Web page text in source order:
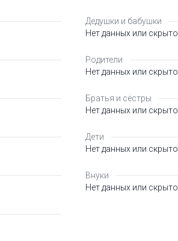
Дедушки и бабушки
Нет данных или скрыто
Родители
Нет данных или скрыто
Братья и сёстры
Нет данных или скрыто
Дети
Нет данных или скрыто
Внуки
Нет данных или скрыто